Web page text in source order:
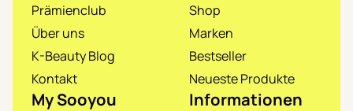
Prämienclub
Über uns
K-Beauty Blog
Kontakt
Shop
Marken
Bestseller
Neueste Produkte
My Sooyou Informationen